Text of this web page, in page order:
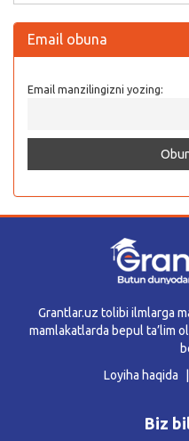
Email obuna
Email manzilingizni yozing:
Grantlar.uz tolibi ilmlarga
mamlakatlarda bepul ta’lim
Loyiha haqida
Biz